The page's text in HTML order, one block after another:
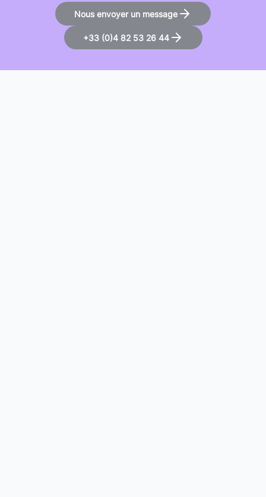
Nous envoyer un message
+33 (0)4 82 53 26 44